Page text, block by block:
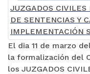
El dia 11 de marzo
la formalización del
los JUZGADOS